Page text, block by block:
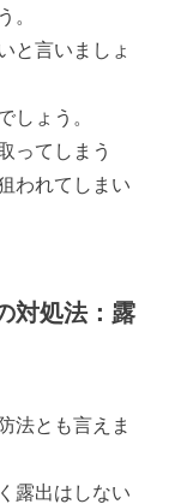
。
と言いましょ
しょう。
ってしまう
われてしまい
対処法：露
法とも言えま
露出はしない